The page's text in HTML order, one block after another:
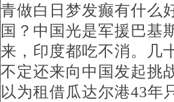
青做白日梦发癫有什么
国？中国光是军援巴基
来，印度都吃不消。几
不定还来向中国发起挑
以为租借瓜达尔港43年